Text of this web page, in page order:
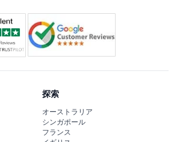
探索
オーストラリア
シンガポール
フランス